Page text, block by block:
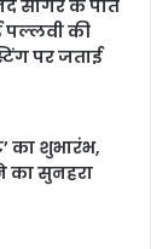
सागर के पोते
पल्लवी की
पर जताई
का शुभारंभ,
का सुनहरा